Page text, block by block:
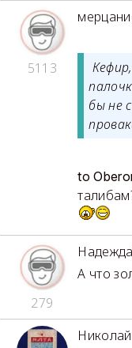
5113
бы не
to
279
А что